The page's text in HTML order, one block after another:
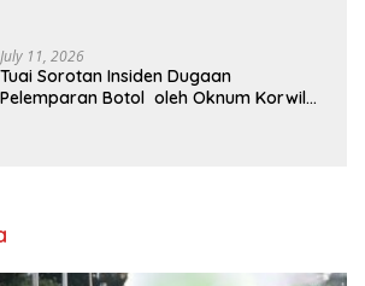
July 11, 2026
Tuai Sorotan Insiden Dugaan
Pelemparan Botol oleh Oknum Korwil